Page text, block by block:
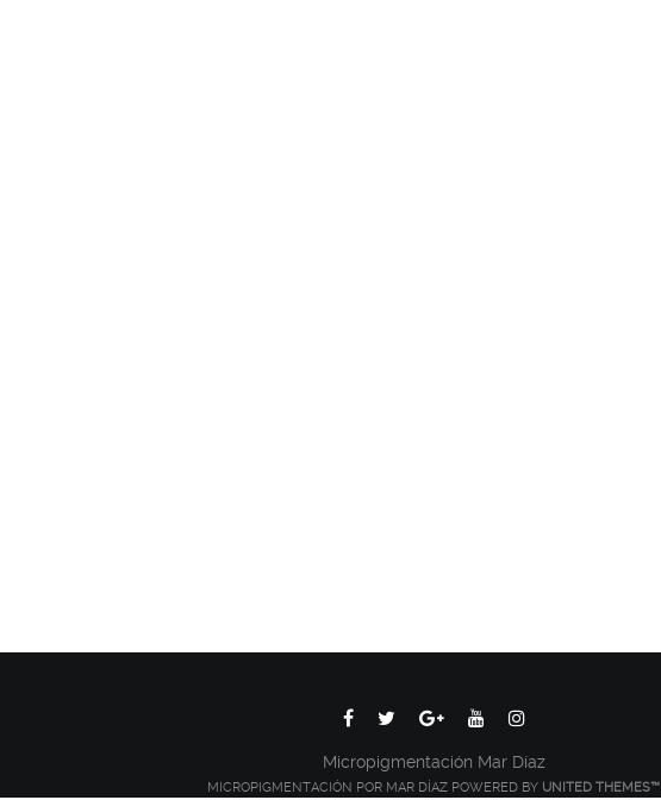
Micropigmentación Mar Díaz
MICROPIGMENTACIÓN POR MAR DÍAZ POWERED BY UNITED THEMES™